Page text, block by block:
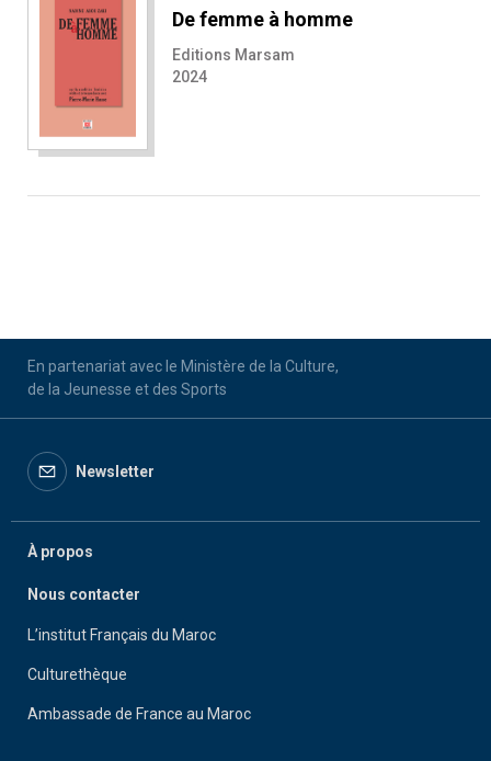
De femme à homme
Editions Marsam
2024
En partenariat avec le Ministère de la Culture,
de la Jeunesse et des Sports
Newsletter
À propos
Nous contacter
L’institut Français du Maroc
Culturethèque
Ambassade de France au Maroc